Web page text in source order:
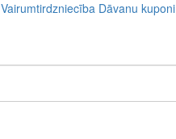
Vairumtirdzniecība Dāvanu kuponi